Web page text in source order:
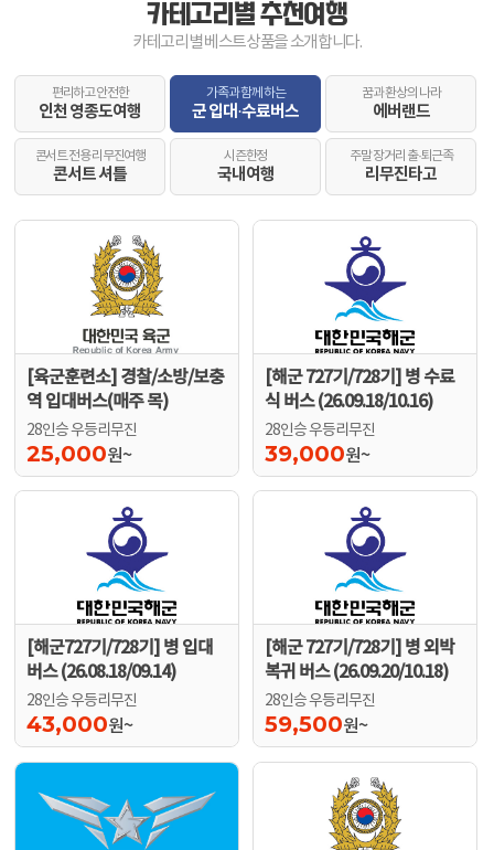
카테고리별 추천여행
카테고리별 베스트상품을 소개합니다.
편리하고 안전한
인천 영종도여행
가족과 함께 하는
군 입대·수료버스
꿈과 환상의 나라
에버랜드
콘서트 전용 리무진여행
콘서트 셔틀
시즌한정
국내여행
주말 장거리 출·퇴근족
리무진타고
[육군훈련소] 경찰/소방/보충
역 입대버스(매주 목)
28인승 우등리무진
25,000원~
[해군 727기/728기] 병 수료
식 버스 (26.09.18/10.16)
28인승 우등리무진
39,000원~
[해군727기/728기] 병 입대
버스 (26.08.18/09.14)
28인승 우등리무진
43,000원~
[해군 727기/728기] 병 외박
복귀 버스 (26.09.20/10.18)
28인승 우등리무진
59,500원~